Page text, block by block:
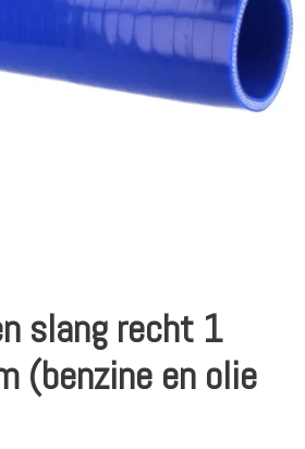
slang recht 1
(benzine en olie